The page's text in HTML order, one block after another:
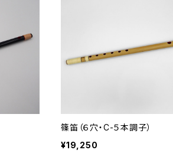
篠笛（６穴・C-５本調子）
¥19,250